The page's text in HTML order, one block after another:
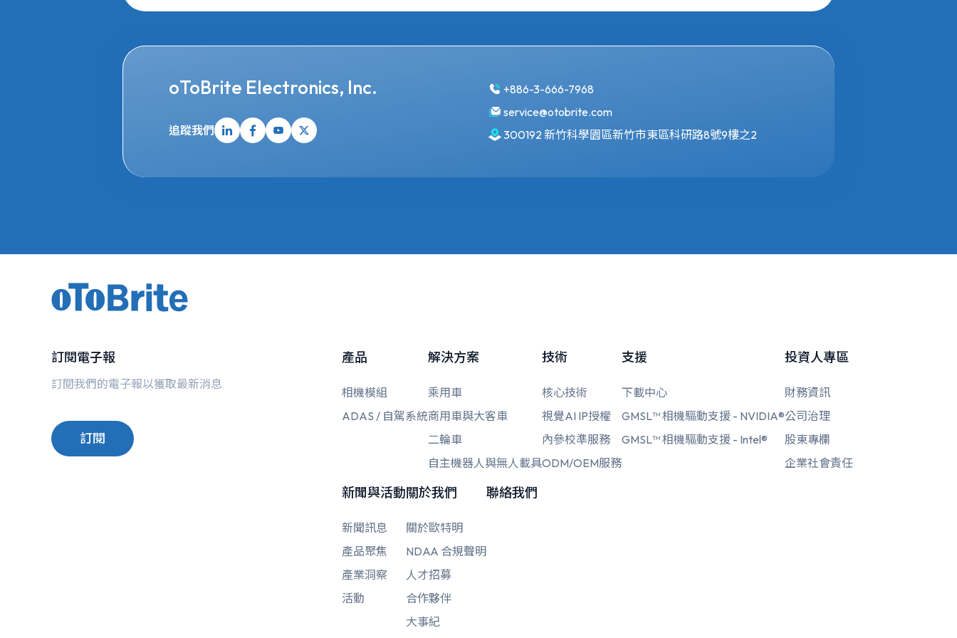
oToBrite Electronics, Inc.
追蹤我們
+886-3-666-7968
service@otobrite.com
300192 新竹科學園區新竹市東區科研路8號9樓之2
訂閱電子報
訂閱我們的電子報以獲取最新消息
訂閱
產品
相機模組
ADAS / 自駕系統
解決方案
乘用車
商用車與大客車
二輪車
自主機器人與無人載具
技術
核心技術
視覺AI IP授權
內參校準服務
ODM/OEM服務
支援
下載中心
GMSL™ 相機驅動支援 - NVIDIA®
GMSL™ 相機驅動支援 - Intel®
投資人專區
財務資訊
公司治理
股東專欄
企業社會責任
新聞與活動
新聞訊息
產品聚焦
產業洞察
活動
關於我們
關於歐特明
NDAA 合規聲明
人才招募
合作夥伴
大事紀
聯絡我們